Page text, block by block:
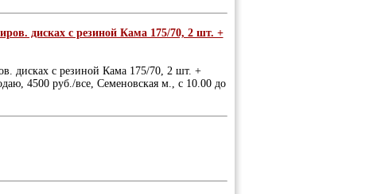
дисках с резиной Кама 175/70, 2 шт. +
дисках с резиной Кама 175/70, 2 шт. +
4500 руб./все, Семеновская м., с 10.00 до